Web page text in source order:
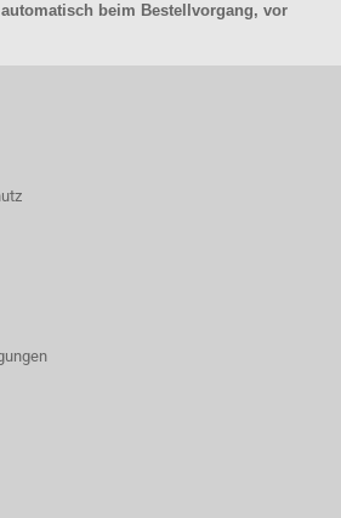
beim Bestellvorgang, vor